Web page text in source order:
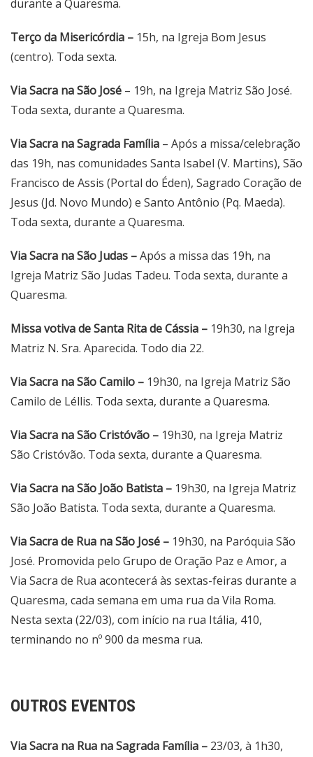
durante a Quaresma.
Terço da Misericórdia – 15h, na Igreja Bom Jesus
(centro). Toda sexta.
Via Sacra na São José – 19h, na Igreja Matriz São José.
Toda sexta, durante a Quaresma.
Via Sacra na Sagrada Família – Após a missa/celebração
das 19h, nas comunidades Santa Isabel (V. Martins), São
Francisco de Assis (Portal do Éden), Sagrado Coração de
Jesus (Jd. Novo Mundo) e Santo Antônio (Pq. Maeda).
Toda sexta, durante a Quaresma.
Via Sacra na São Judas –Após a missa das 19h, na
Igreja Matriz São Judas Tadeu. Toda sexta, durante a
Quaresma.
Missa votiva de Santa Rita de Cássia – 19h30, na Igreja
Matriz N. Sra. Aparecida. Todo dia 22.
Via Sacra na São Camilo – 19h30, na Igreja Matriz São
Camilo de Léllis. Toda sexta, durante a Quaresma.
Via Sacra na São Cristóvão – 19h30, na Igreja Matriz
São Cristóvão. Toda sexta, durante a Quaresma.
Via Sacra na São João Batista – 19h30, na Igreja Matriz
São João Batista. Toda sexta, durante a Quaresma.
Via Sacra de Rua na São José – 19h30, na Paróquia São
José. Promovida pelo Grupo de Oração Paz e Amor, a
Via Sacra de Rua acontecerá às sextas-feiras durante a
Quaresma, cada semana em uma rua da Vila Roma.
Nesta sexta (22/03), com início na rua Itália, 410,
terminando no nº 900 da mesma rua.
OUTROS EVENTOS
Via Sacra na Rua na Sagrada Família – 23/03, à 1h30,